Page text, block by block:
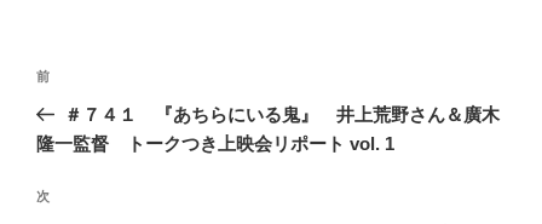
投
ナ
ゲ
前
の
投
前
＃７４１ 『あちらにいる鬼』 井上荒野さん＆廣木
隆一監督 トークつき上映会リポート vol. 1
次
次